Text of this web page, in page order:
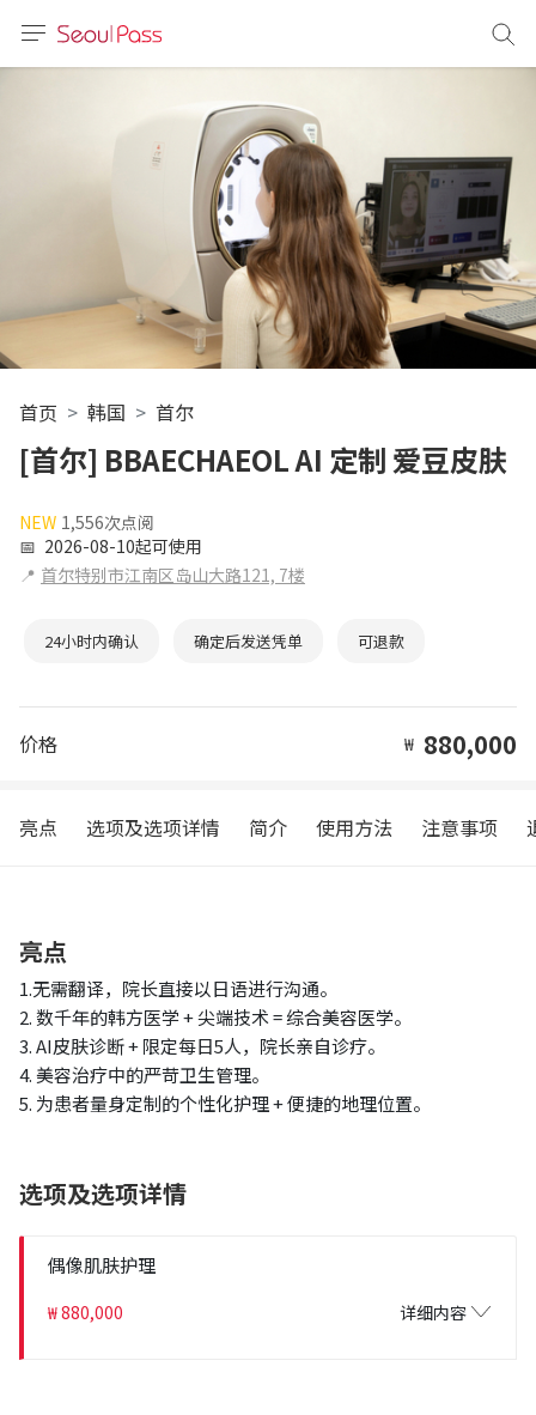
首页 韩国 首尔
[首尔] BBAECHAEOL AI 定制 爱豆皮肤
NEW 1,556次点阅
📅 2026-08-10起可使用
📍 首尔特别市江南区岛山大路121, 7楼
24小时内确认 确定后发送凭单 可退款
价格 ₩ 880,000
亮点 选项及选项详情 简介 使用方法 注意事项
亮点
1.无需翻译，院长直接以日语进行沟通。
2. 数千年的韩方医学 + 尖端技术 = 综合美容医学。
3. AI皮肤诊断 + 限定每日5人，院长亲自诊疗。
4. 美容治疗中的严苛卫生管理。
5. 为患者量身定制的个性化护理 + 便捷的地理位置。
选项及选项详情
偶像肌肤护理
₩ 880,000 详细内容